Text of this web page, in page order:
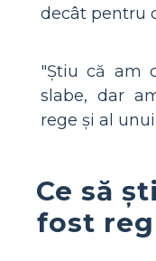
decât pentru
"Știu că am
slabe, dar
rege și al
Ce să
fost